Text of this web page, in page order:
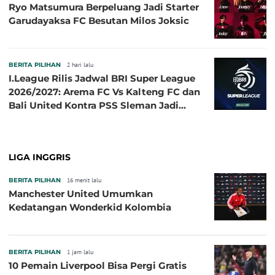
Ryo Matsumura Berpeluang Jadi Starter
Garudayaksa FC Besutan Milos Joksic
BERITA PILIHAN 2 hari lalu
I.League Rilis Jadwal BRI Super League
2026/2027: Arema FC Vs Kalteng FC dan
Bali United Kontra PSS Sleman Jadi
LIGA INGGRIS
BERITA PILIHAN 16 menit lalu
Manchester United Umumkan
Kedatangan Wonderkid Kolombia
BERITA PILIHAN 1 jam lalu
10 Pemain Liverpool Bisa Pergi Gratis